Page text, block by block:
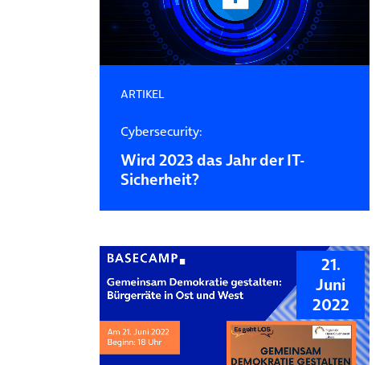
ARTIKEL
Cybersecurity:
Wird 2023 das Jahr der IT-
Sicherheit?
21.
Juni
2022